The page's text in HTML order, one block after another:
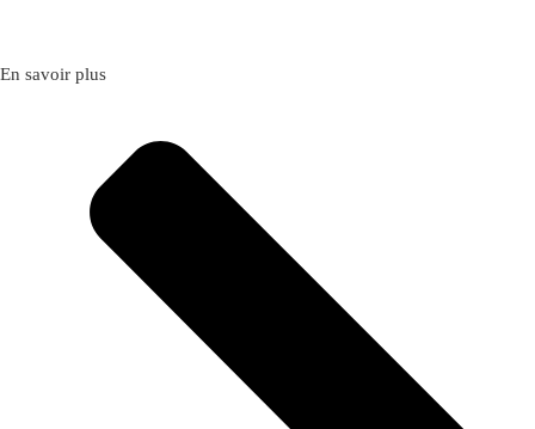
En savoir plus